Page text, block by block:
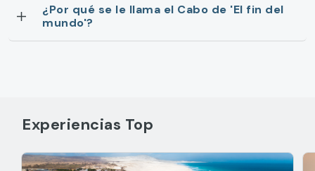
¿Por qué se le llama el Cabo de 'El fin del
mundo'?
Experiencias Top